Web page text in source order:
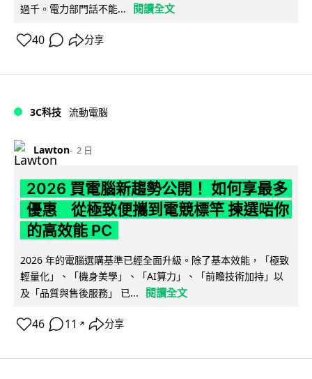
過千。電力部門話不能...
閱讀全文
40 分享
3C科技 流動電腦
Lawton 2 日
2026 買電腦新趨勢公開！ 如何享最多
優惠 從極致便攜到電競標竿 揀選啱你
的高效能 PC
2026 年的電腦選購基準已經全面升級。除了基本效能，「極致
輕量化」、「機身美學」、「AI算力」、「前瞻技術加持」以
及「品質與售後服務」 已...
閱讀全文
46 11 ↗ 分享